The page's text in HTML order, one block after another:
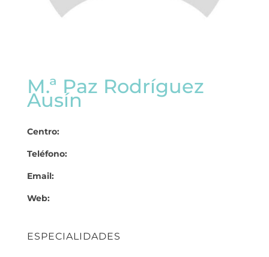
M.ª Paz Rodríguez
Ausín
Centro:
Teléfono:
Email:
Web:
ESPECIALIDADES